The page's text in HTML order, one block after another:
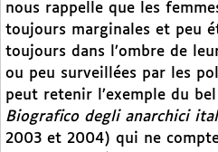
nous rappelle que les
toujours marginales et peu
toujours dans l’ombre de
ou peu surveillées par les
peut retenir l’exemple du
Biografico degli anarchici
2003 et 2004) qui ne